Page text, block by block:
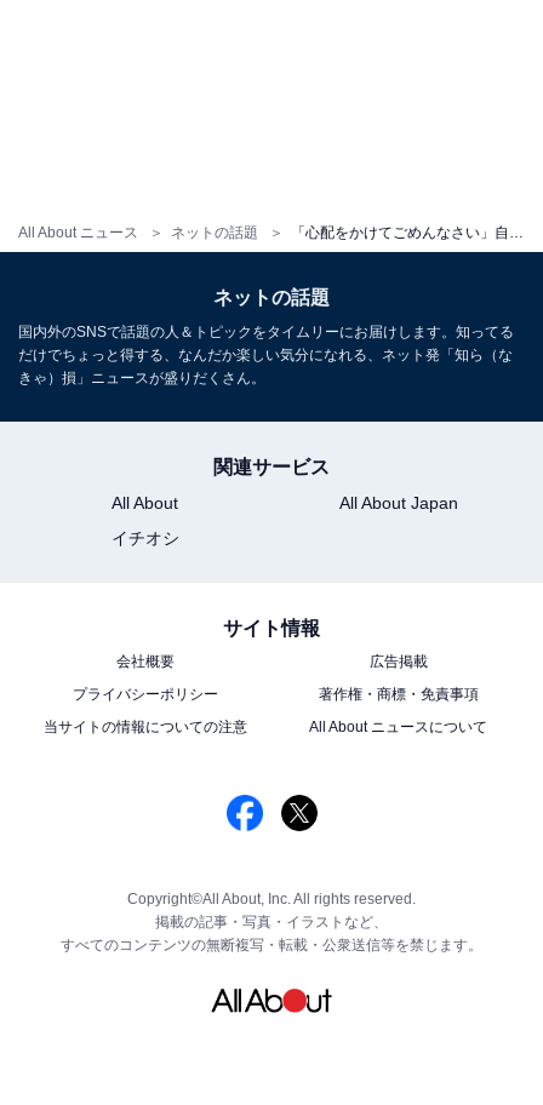
All About ニュース ネットの話題
ネットの話題
国内外のSNSで話題の人＆トピックをタイムリーにお届けします。知ってる
だけでちょっと得する、なんだか楽しい気分になれる、ネット発「知ら（な
きゃ）損」ニュースが盛りだくさん。
関連サービス
All About
All About Japan
イチオシ
サイト情報
会社概要
広告掲載
プライバシーポリシー
著作権・商標・免責事項
当サイトの情報についての注意
All About ニュースについて
Copyright©All About, Inc. All rights reserved.
掲載の記事・写真・イラストなど、
すべてのコンテンツの無断複写・転載・公衆送信等を禁じます。